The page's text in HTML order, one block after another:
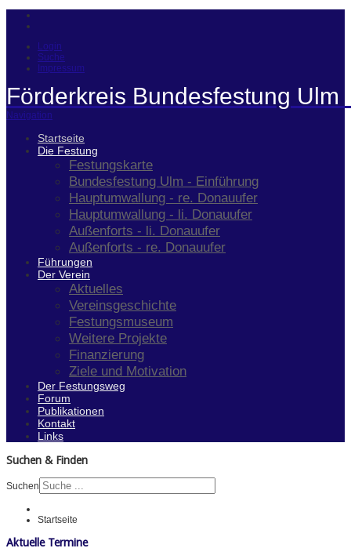
Login
Suche
Impressum
Förderkreis Bundesfestung Ulm
Navigation
Startseite
Die Festung
Festungskarte
Bundesfestung Ulm - Einführung
Hauptumwallung - re. Donauufer
Hauptumwallung - li. Donauufer
Außenforts - li. Donauufer
Außenforts - re. Donauufer
Führungen
Der Verein
Aktuelles
Vereinsgeschichte
Festungsmuseum
Weitere Projekte
Finanzierung
Ziele und Motivation
Der Festungsweg
Forum
Publikationen
Kontakt
Links
Suchen & Finden
Suchen
Startseite
Aktuelle Termine